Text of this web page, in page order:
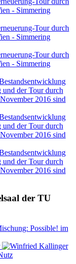
der TU